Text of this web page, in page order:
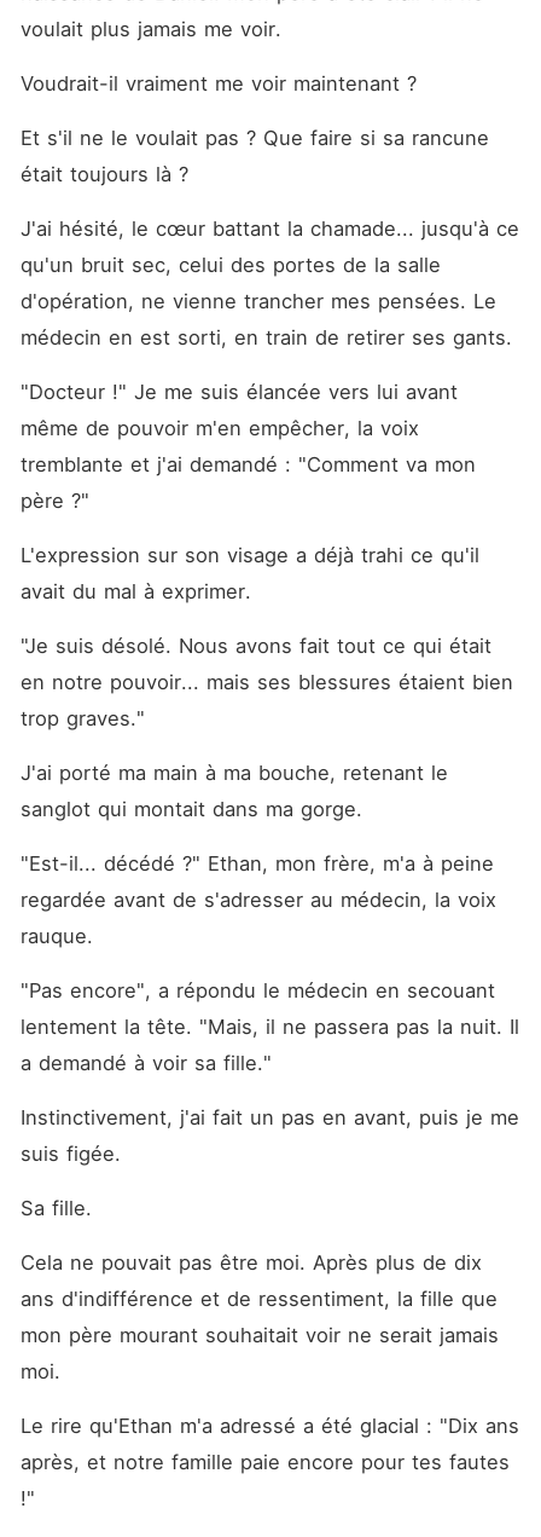
voulait plus jamais me voir.
Voudrait-il vraiment me voir maintenant ?
Et s'il ne le voulait pas ? Que faire si sa rancune
était toujours là ?
J'ai hésité, le cœur battant la chamade... jusqu'à ce
qu'un bruit sec, celui des portes de la salle
d'opération, ne vienne trancher mes pensées. Le
médecin en est sorti, en train de retirer ses gants.
"Docteur !" Je me suis élancée vers lui avant
même de pouvoir m'en empêcher, la voix
tremblante et j'ai demandé : "Comment va mon
père ?"
L'expression sur son visage a déjà trahi ce qu'il
avait du mal à exprimer.
"Je suis désolé. Nous avons fait tout ce qui était
en notre pouvoir... mais ses blessures étaient bien
trop graves."
J'ai porté ma main à ma bouche, retenant le
sanglot qui montait dans ma gorge.
"Est-il... décédé ?" Ethan, mon frère, m'a à peine
regardée avant de s'adresser au médecin, la voix
rauque.
"Pas encore", a répondu le médecin en secouant
lentement la tête. "Mais, il ne passera pas la nuit. Il
a demandé à voir sa fille."
Instinctivement, j'ai fait un pas en avant, puis je me
suis figée.
Sa fille.
Cela ne pouvait pas être moi. Après plus de dix
ans d'indifférence et de ressentiment, la fille que
mon père mourant souhaitait voir ne serait jamais
moi.
Le rire qu'Ethan m'a adressé a été glacial : "Dix ans
après, et notre famille paie encore pour tes fautes
!"